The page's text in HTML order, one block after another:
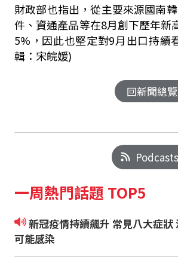
財政部也指出，從主要來源國南
件、資通產品等在8月創下歷年新
5% ，因此也堅定對9月出口持續
輯：宋皖媛)
回新聞總覽
一周熱門話題 TOP5
新冠疫情持續飆升 常見八大症狀 沒發燒也
可能感染